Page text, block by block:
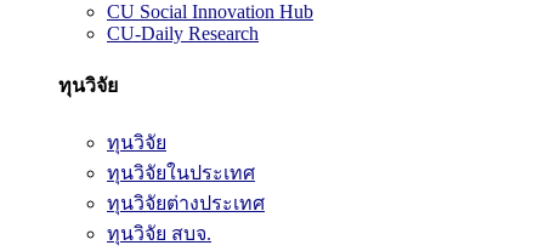
CU Social Innovation Hub
CU-Daily Research
ทุนวิจัย
ทุนวิจัย
ทุนวิจัยในประเทศ
ทุนวิจัยต่างประเทศ
ทุนวิจัย สบจ.